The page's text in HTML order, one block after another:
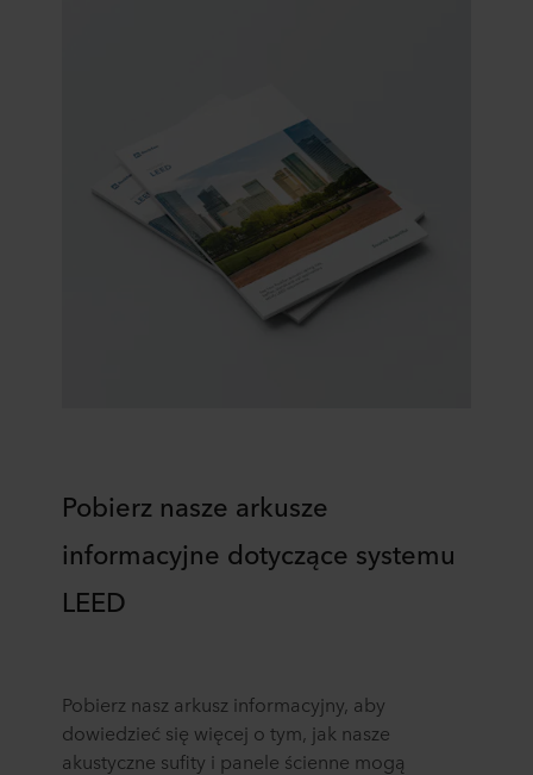
Pobierz nasze arkusze
informacyjne dotyczące systemu
LEED
Pobierz nasz arkusz informacyjny, aby
dowiedzieć się więcej o tym, jak nasze
akustyczne sufity i panele ścienne mogą